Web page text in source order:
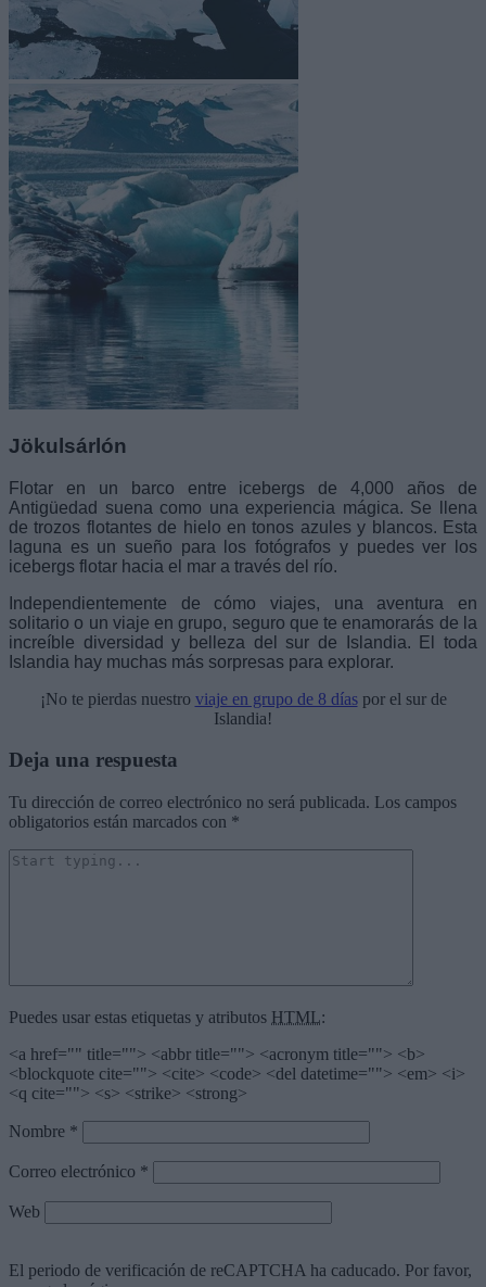
Jökulsárlón
Flotar en un barco entre icebergs de4,000 años de
Antigüedad suena como una experiencia mágica. Se llena
de trozos flotantes de hielo en tonos azules y blancos. Esta
laguna es un sueño para los fotógrafos y puedes ver los
icebergs flotar hacia el mar a través del río.
Independientemente de cómo viajes, una aventura en
solitario o un viaje en grupo, seguro que te enamorarás de la
increíble diversidad y belleza del sur de Islandia. El toda
Islandia hay muchas más sorpresas para explorar.
¡No te pierdas nuestro viaje en grupo de 8 díaspor el sur de
Islandia!
Deja una respuesta
Tu dirección de correo electrónico no será publicada. Los campos
obligatorios están marcados con *
Puedes usar estas etiquetas y atributos HTML:
<a href="" title=""> <abbr title=""> <acronym title=""> <b>
<blockquote cite=""> <cite> <code> <del datetime=""> <em> <i>
<q cite=""> <s> <strike> <strong>
Nombre *
Correo electrónico *
Web
El periodo de verificación de reCAPTCHA ha caducado. Por favor,